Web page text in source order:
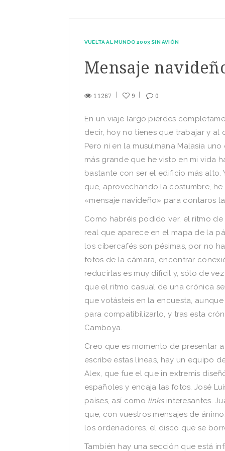
VUELTA AL MUNDO 2003 SIN AVIÓN
Mensaje
11267 9 0
En un viaje largo pierdes
decir, hoy no tienes que trabajar y al
Pero ni en la musulmana Malasia
más grande que he visto en mi vida
bastante con ser el edificio más alto.
que, aprovechando la costumbre,
«mensaje navideño» para contaros
Como habréis podido ver, el ritmo
real que aparece en el mapa de la
los cibercafés son pésimas, por no
fotos de la cámara, encontrar
reducirlas es muy difícil y, sólo de
que el ritmo casual de una crónica
que votásteis en la encuesta,
para compatibilizarlo, y tras esta
Camboya.
Creo que es momento de presentar
escribe estas líneas, hay un equipo
Alex, que fue el que in extremis
españoles y encaja las fotos. José
países, así como linksinteresantes.
que, con vuestros mensajes de
los ordenadores, el disco que se
También hay una sección que está